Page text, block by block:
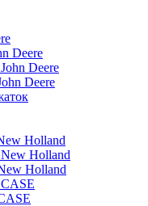
Deere
Deere
Deere
Holland
Holland
Holland